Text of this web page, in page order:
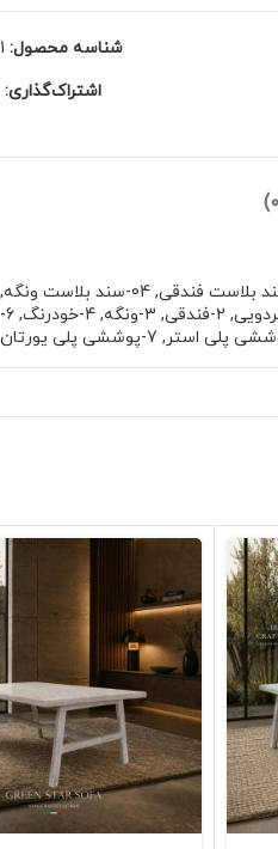
شناسه محصول:
اشتراک‌گذاری:
, 04-سند بلاست ونگه
,
, 2-فندقی , 3-ونگه , 4-خودرنگ ,
6-
پلی استر, 7-پوششی پلی یورتان